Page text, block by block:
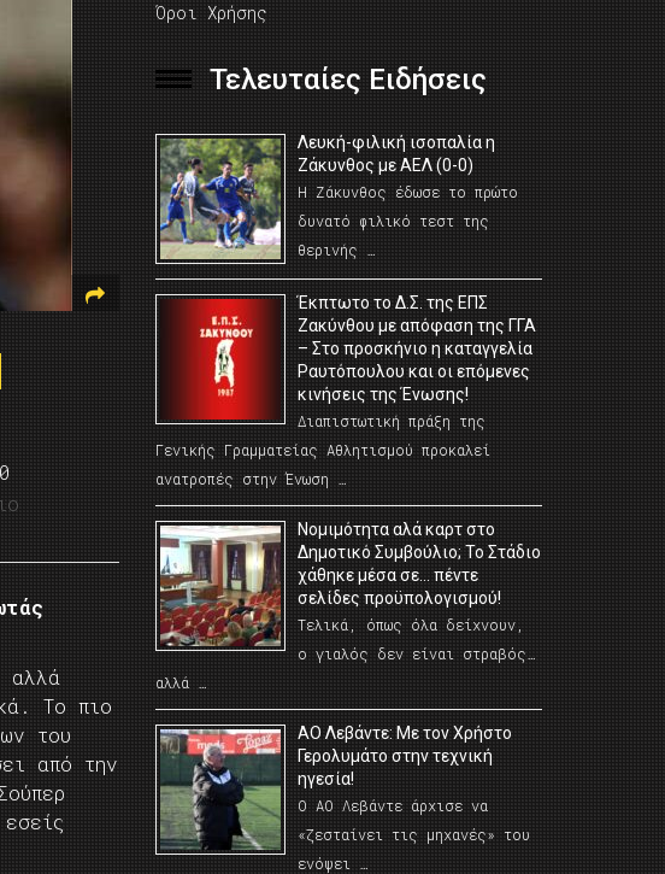
αλλά
Το πιο
του
από την
Όροι Χρήσης
Τελευταίες Ειδήσεις
Λευκή-φιλική ισοπαλία η
Ζάκυνθος με ΑΕΛ (0-0)
Η Ζάκυνθος έδωσε το πρώτο
δυνατό φιλικό τεστ της
θερινής …
Έκπτωτο το Δ.Σ. της ΕΠΣ
Ζακύνθου με απόφαση της ΓΓΑ
– Στο προσκήνιο η καταγγελία
Ραυτόπουλου και οι επόμενες
κινήσεις της Ένωσης!
Διαπιστωτική πράξη της
Γενικής Γραμματείας Αθλητισμού προκαλεί
ανατροπές στην Ένωση …
Νομιμότητα αλά καρτ στο
Δημοτικό Συμβούλιο; Το Στάδιο
χάθηκε μέσα σε… πέντε
σελίδες προϋπολογισμού!
Τελικά, όπως όλα δείχνουν,
ο γιαλός δεν είναι στραβός…
αλλά …
ΑΟ Λεβάντε: Με τον Χρήστο
Γερολυμάτο στην τεχνική
ηγεσία!
Ο ΑΟ Λεβάντε άρχισε να
«ζεσταίνει τις μηχανές» του
ενόψει …